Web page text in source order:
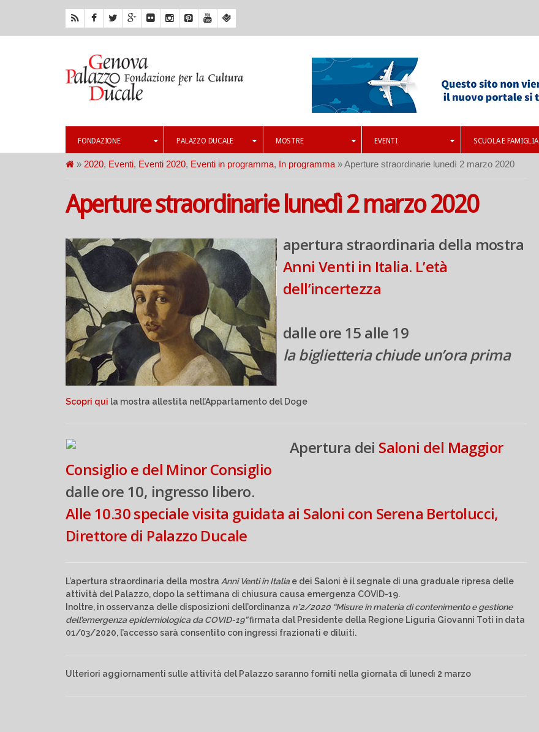
FONDAZIONE PALAZZO DUCALE MOSTRE EVENTI SCUOLA E FAMIGLIA
» 2020, Eventi, Eventi 2020, Eventi in programma, In programma » Aperture straordinarie lunedì 2 marzo 2020
Aperture straordinarie lunedì 2 marzo 2020
apertura straordinaria della mostra
Anni Venti in Italia. L’età
dell’incertezza
dalle ore 15 alle 19
la biglietteria chiude un’ora prima
Scopri qui la mostra allestita nell’Appartamento del Doge
Apertura dei Saloni del Maggior
Consiglio e del Minor Consiglio
dalle ore 10, ingresso libero.
Alle 10.30 speciale visita guidata ai Saloni con Serena Bertolucci,
Direttore di Palazzo Ducale
L’apertura straordinaria della mostra Anni Venti in Italia e dei Saloni è il segnale di una graduale ripresa delle
attività del Palazzo, dopo la settimana di chiusura causa emergenza COVID-19.
Inoltre, in osservanza delle disposizioni dell’ordinanza n°2/2020 “Misure in materia di contenimento e gestione
dell’emergenza epidemiologica da COVID-19”firmata dal Presidente della Regione Liguria Giovanni Toti in data
01/03/2020, l’accesso sarà consentito con ingressi frazionati e diluiti.
Ulteriori aggiornamenti sulle attività del Palazzo saranno forniti nella giornata di lunedì 2 marzo